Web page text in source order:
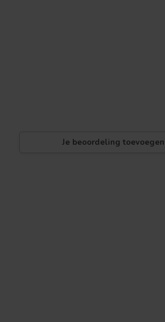
Je beoordeling toevoegen